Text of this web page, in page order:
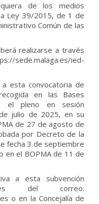
de los medios
Ley 39/2015, de 1 de
Común de las
realizarse a través
sede.malaga.es/ied-
esta convocatoria de
en las Bases
el pleno en sesión
julio de 2025, en su
de 27 de agosto de
por Decreto de la
fecha 3 de septiembre
en el BOPMA de 11 de
a esta subvención
del correo:
o en la Concejalía de